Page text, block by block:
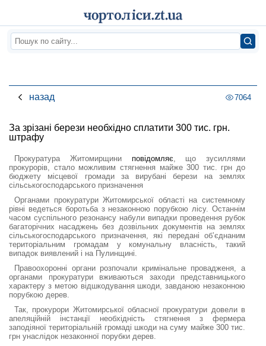
назад 7064
За зрізані берези необхідно сплатити 300 тис. грн.
штрафу
Прокуратура Житомирщини повідомляє, що зусиллями
прокурорів, стало можливим стягнення майже 300 тис. грн до
бюджету місцевої громади за вирубані берези на землях
сільськогосподарського призначення
Органами прокуратури Житомирської області на системному
рівні ведеться боротьба з незаконною порубкою лісу. Останнім
часом суспільного резонансу набули випадки проведення рубок
багаторічних насаджень без дозвільних документів на землях
сільськогосподарського призначення, які передані об’єднаним
територіальним громадам у комунальну власність, такий
випадок виявлений і на Пулинщині.
Правоохоронні органи розпочали кримінальне провадженя, а
органами прокуратури вживаються заходи представницького
характеру з метою відшкодування шкоди, завданою незаконною
порубкою дерев.
Так, прокурори Житомирської обласної прокуратури довели в
апеляційній інстанції необхідність стягнення з фермера
заподіяної територіальній громаді шкоди на суму майже 300 тис.
грн унаслідок незаконної порубки дерев.